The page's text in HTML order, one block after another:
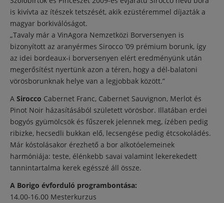
is kivívta az ítészek tetszését, akik ezüstéremmel díjazták a
magyar borkiválóságot.
„Tavaly már a VinAgora Nemzetközi Borversenyen is
bizonyított az aranyérmes Sirocco ’09 prémium borunk, így
az idei bordeaux-i borversenyen elért eredményünk után
megerősítést nyertünk azon a téren, hogy a dél-balatoni
vörösborunknak helye van a legjobbak között.”
A Sirocco Cabernet Franc, Cabernet Sauvignon, Merlot és
Pinot Noir házasításából született vörösbor. Illatában erdei
bogyós gyümölcsök és fűszerek jelennek meg, ízében pedig
ribizke, hecsedli bukkan elő, lecsengése pedig étcsokoládés.
Már kóstolásakor érezhető a bor alkotóelemeinek
harmóniája: teste, élénkebb savai valamint lekerekedett
tannintartalma kerek egésszé áll össze.
A Borigo évforduló programbontása:
14.00-16.00 Mesterkurzus